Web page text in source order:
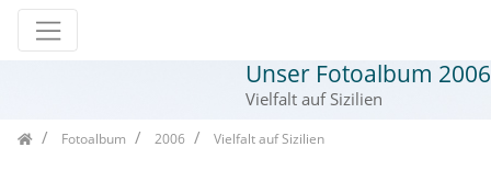
Unser Fotoalbum 2006
Vielfalt auf Sizilien
Seitenbaum
Fotoalbum 2006 Vielfalt auf Sizilien